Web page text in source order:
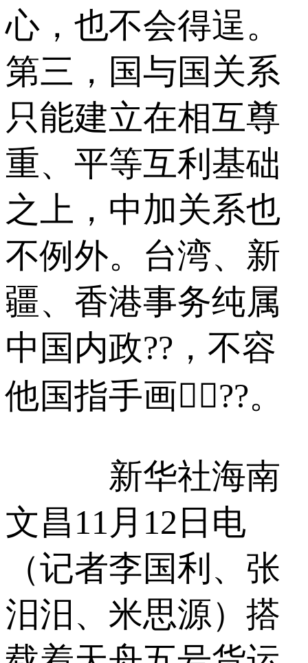
心，也不会得逞。
第三，国与国关系
只能建立在相互尊
重、平等互利基础
之上，中加关系也
不例外。台湾、新
疆、香港事务纯属
中国内政??，不容
他国指手画脚⃣??。
新华社海南
文昌11月12日电
（记者李国利、张
汨汨、米思源）搭